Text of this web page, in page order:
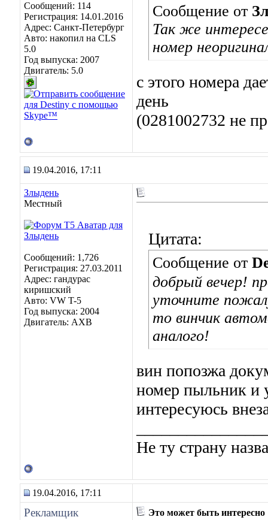
Сообщений: 114
Регистрация: 14.01.2016
Адрес: Санкт-Петербург
Авто: накопил на CLS
5.0
Год выпуска: 2007
Двигатель: 5.0
Сообщение от
Так же
номер
с этого номера
день
(0281002732 не
19.04.2016, 17:11
Злыдень
Местный
Сообщений: 1,726
Регистрация: 27.03.2011
Адрес: гандурас
киришский
Авто: VW T-5
Год выпуска: 2004
Двигатель: AXB
Цитата:
Сообщение от
добрый вечер!
уточните
то винчик
аналого!
вин попозжа
номер пыльник и
интересуюсь
Не ту страну
19.04.2016, 17:11
Рекламщик Это может быть интересно